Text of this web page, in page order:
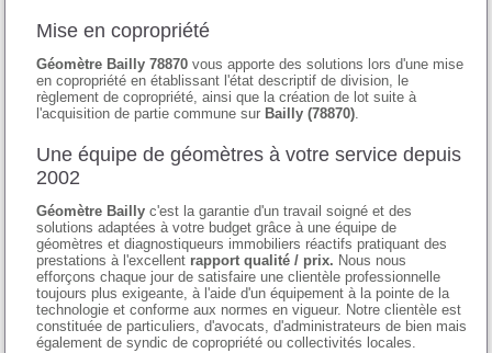
Mise en copropriété
Géomètre Bailly 78870 vous apporte des solutions lors d'une mise
en copropriété en établissant l'état descriptif de division, le
règlement de copropriété, ainsi que la création de lot suite à
l'acquisition de partie commune sur Bailly (78870).
Une équipe de géomètres à votre service depuis
2002
Géomètre Bailly c'est la garantie d'un travail soigné et des
solutions adaptées à votre budget grâce à une équipe de
géomètres et diagnostiqueurs immobiliers réactifs pratiquant des
prestations à l'excellent rapport qualité / prix. Nous nous
efforçons chaque jour de satisfaire une clientèle professionnelle
toujours plus exigeante, à l'aide d'un équipement à la pointe de la
technologie et conforme aux normes en vigueur. Notre clientèle est
constituée de particuliers, d'avocats, d'administrateurs de bien mais
également de syndic de copropriété ou collectivités locales.